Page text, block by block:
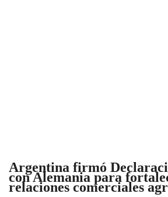
Argentina firmó
con Alemania para
relaciones comerciales